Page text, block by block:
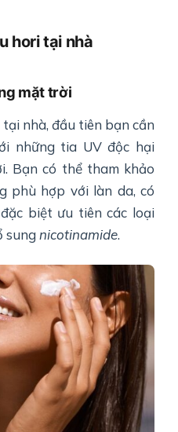
hori tại nhà
mặt trời
nhà, đầu tiên bạn cần
những tia UV độc hại
Bạn có thể tham khảo
phù hợp với làn da, có
biệt ưu tiên các loại
sungnicotinamide.